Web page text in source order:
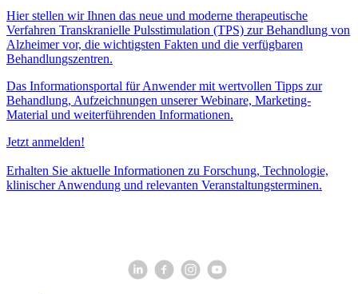
Hier stellen wir Ihnen das neue und moderne therapeutische
Verfahren Transkranielle Pulsstimulation (TPS) zur Behandlung von
Alzheimer vor, die wichtigsten Fakten und die verfügbaren
Behandlungszentren.
Das Informationsportal für Anwender mit wertvollen Tipps zur
Behandlung, Aufzeichnungen unserer Webinare, Marketing-
Material und weiterführenden Informationen.
Jetzt anmelden!
Erhalten Sie aktuelle Informationen zu Forschung, Technologie,
klinischer Anwendung und relevanten Veranstaltungsterminen.